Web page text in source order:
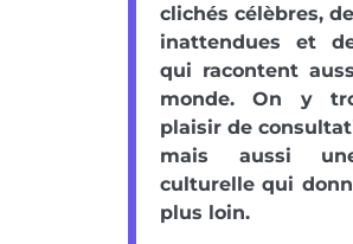
clichés célèbres,
inattendues et
qui racontent
monde. On y
plaisir de
mais aussi
culturelle qui
plus loin.